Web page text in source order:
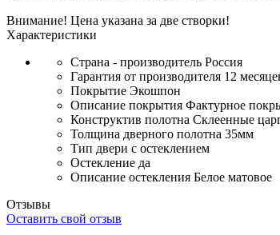
Внимание! Цена указана за две створки!
Характеристики
Страна - производитель Россия
Гарантия от производителя 12
Покрытие Экошпон
Описание покрытия Фактурное
Конструктив полотна Склеенные
Толщина дверного полотна 35мм
Тип двери с остеклением
Остекление да
Описание остекления Белое матовое
Отзывы
Оставить свой отзыв